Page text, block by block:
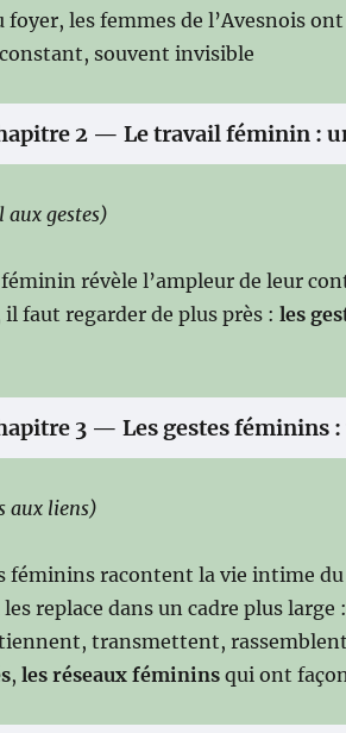
foyer, les femmes de l’Avesnois
souvent invisible
2 — Le travail féminin :
gestes)
révèle l’ampleur de leur
faut regarder de plus près :les
3 — Les gestes féminins
aux liens)
féminins racontent la vie intime
replace dans un cadre plus large
transmettent,
,les réseaux féminins qui ont